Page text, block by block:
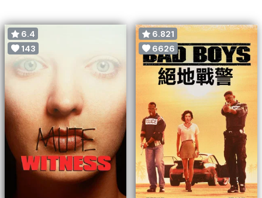
6.4
143
6.821
6626